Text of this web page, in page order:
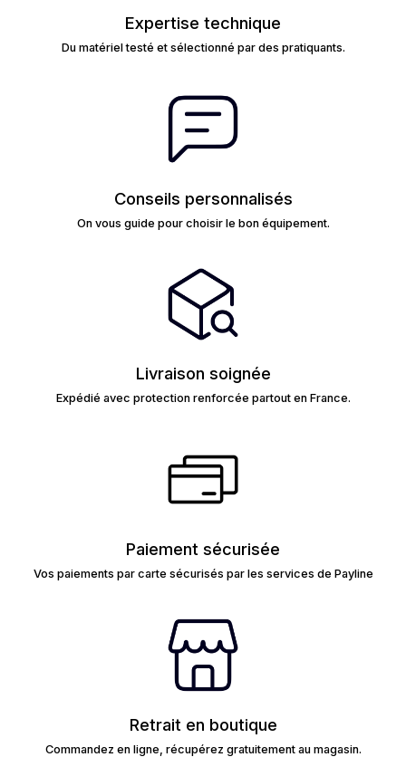
Expertise technique
Du matériel testé et sélectionné par des pratiquants.
Conseils personnalisés
On vous guide pour choisir le bon équipement.
Livraison soignée
Expédié avec protection renforcée partout en France.
Paiement sécurisée
Vos paiements par carte sécurisés par les services de Payline
Retrait en boutique
Commandez en ligne, récupérez gratuitement au magasin.